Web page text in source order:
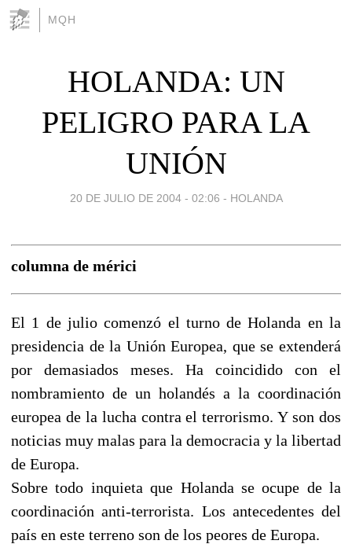
MQH
HOLANDA: UN
PELIGRO PARA LA
UNIÓN
20 DE JULIO DE 2004 - 02:06 - HOLANDA
columna de mérici
El 1 de julio comenzó el turno de Holanda en la
presidencia de la Unión Europea, que se extenderá
por demasiados meses. Ha coincidido con el
nombramiento de un holandés a la coordinación
europea de la lucha contra el terrorismo. Y son dos
noticias muy malas para la democracia y la libertad
de Europa.
Sobre todo inquieta que Holanda se ocupe de la
coordinación anti-terrorista. Los antecedentes del
país en este terreno son de los peores de Europa.